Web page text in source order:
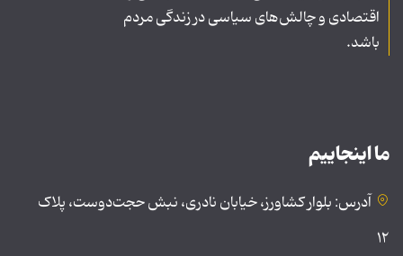
اقتصادی و چالش‌های سیاسی در زندگی مردم
باشد.
ما اینجاییم
آدرس: بلوار کشاورز، خیابان نادری، نبش حجت‌دوست، پلاک
۱۲